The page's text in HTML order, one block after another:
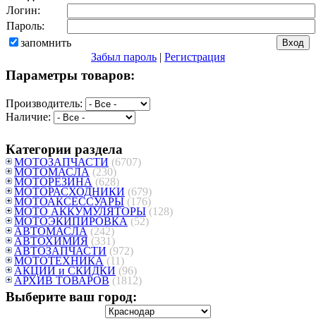
Логин:
Пароль:
запомнить
Забыл пароль | Регистрация
Параметры товаров:
Производитель:
Наличие:
Категории раздела
МОТОЗАПЧАСТИ (6707)
МОТОМАСЛА (230)
МОТОРЕЗИНА (628)
МОТОРАСХОДНИКИ (679)
МОТОАКСЕССУАРЫ (176)
МОТО АККУМУЛЯТОРЫ (128)
МОТОЭКИПИРОВКА (52)
АВТОМАСЛА (242)
АВТОХИМИЯ (331)
АВТОЗАПЧАСТИ (972)
МОТОТЕХНИКА (11)
АКЦИИ и СКИДКИ (96)
АРХИВ ТОВАРОВ (1812)
Выберите ваш город: